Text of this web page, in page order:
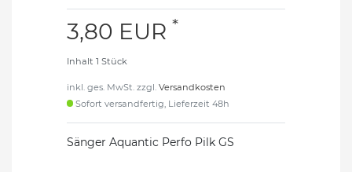
3,80 EUR *
Inhalt 1 Stück
inkl. ges. MwSt. zzgl. Versandkosten
Sofort versandfertig, Lieferzeit 48h
Sänger Aquantic Perfo Pilk GS